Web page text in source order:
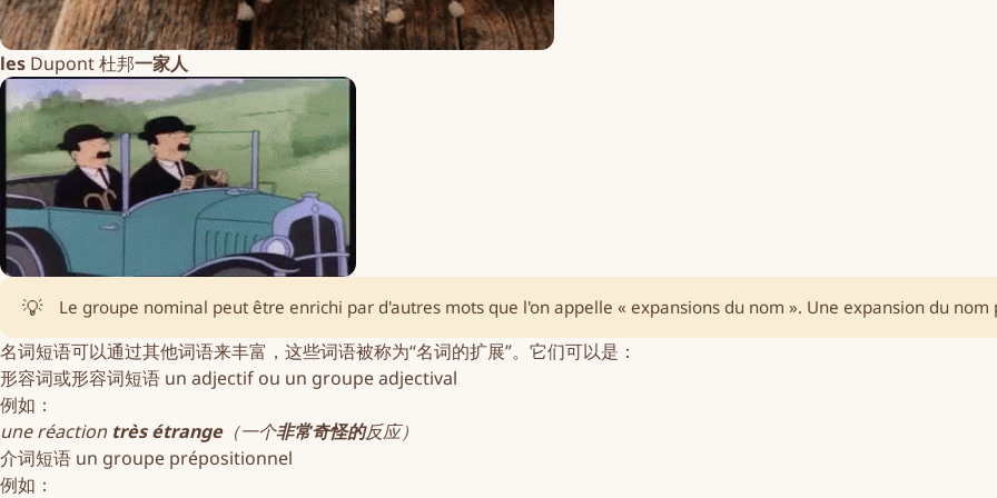
les Dupont 杜邦一家人
💡 Le groupe nominal peut être enrichi par d'autres mots que l'on appelle « expansions du nom ». Une expansion du nom
名词短语可以通过其他词语来丰富，这些词语被称为“名词的扩展”。它们可以是：
形容词或形容词短语 un adjectif ou un groupe adjectival
例如：
une réaction très étrange（一个非常奇怪的反应）
介词短语 un groupe prépositionnel
例如：